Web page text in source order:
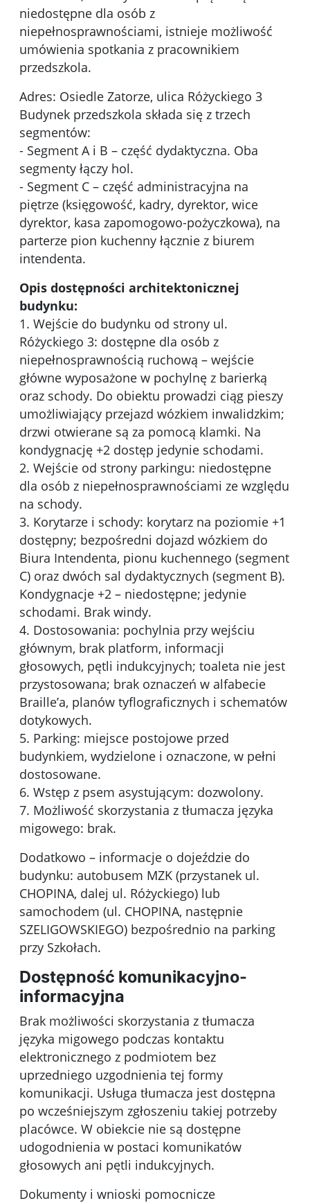
niedostępne dla osób z
niepełnosprawnościami, istnieje możliwość
umówienia spotkania z pracownikiem
przedszkola.
Adres: Osiedle Zatorze, ulica Różyckiego 3
Budynek przedszkola składa się z trzech
segmentów:
- Segment A i B – część dydaktyczna. Oba
segmenty łączy hol.
- Segment C – część administracyjna na
piętrze (księgowość, kadry, dyrektor, wice
dyrektor, kasa zapomogowo-pożyczkowa), na
parterze pion kuchenny łącznie z biurem
intendenta.
Opis dostępności architektonicznej
budynku:
1. Wejście do budynku od strony ul.
Różyckiego 3: dostępne dla osób z
niepełnosprawnością ruchową – wejście
główne wyposażone w pochylnę z barierką
oraz schody. Do obiektu prowadzi ciąg pieszy
umożliwiający przejazd wózkiem inwalidzkim;
drzwi otwierane są za pomocą klamki. Na
kondygnację +2 dostęp jedynie schodami.
2. Wejście od strony parkingu: niedostępne
dla osób z niepełnosprawnościami ze względu
na schody.
3. Korytarze i schody: korytarz na poziomie +1
dostępny; bezpośredni dojazd wózkiem do
Biura Intendenta, pionu kuchennego (segment
C) oraz dwóch sal dydaktycznych (segment B).
Kondygnacje +2 – niedostępne; jedynie
schodami. Brak windy.
4. Dostosowania: pochylnia przy wejściu
głównym, brak platform, informacji
głosowych, pętli indukcyjnych; toaleta nie jest
przystosowana; brak oznaczeń w alfabecie
Braille’a, planów tyflograficznych i schematów
dotykowych.
5. Parking: miejsce postojowe przed
budynkiem, wydzielone i oznaczone, w pełni
dostosowane.
6. Wstęp z psem asystującym: dozwolony.
7. Możliwość skorzystania z tłumacza języka
migowego: brak.
Dodatkowo – informacje o dojeździe do
budynku: autobusem MZK (przystanek ul.
CHOPINA, dalej ul. Różyckiego) lub
samochodem (ul. CHOPINA, następnie
SZELIGOWSKIEGO) bezpośrednio na parking
przy Szkołach.
Dostępność komunikacyjno-
informacyjna
Brak możliwości skorzystania z tłumacza
języka migowego podczas kontaktu
elektronicznego z podmiotem bez
uprzedniego uzgodnienia tej formy
komunikacji. Usługa tłumacza jest dostępna
po wcześniejszym zgłoszeniu takiej potrzeby
placówce. W obiekcie nie są dostępne
udogodnienia w postaci komunikatów
głosowych ani pętli indukcyjnych.
Dokumenty i wnioski pomocnicze